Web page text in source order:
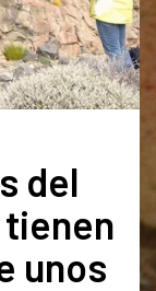
del
tienen
unos